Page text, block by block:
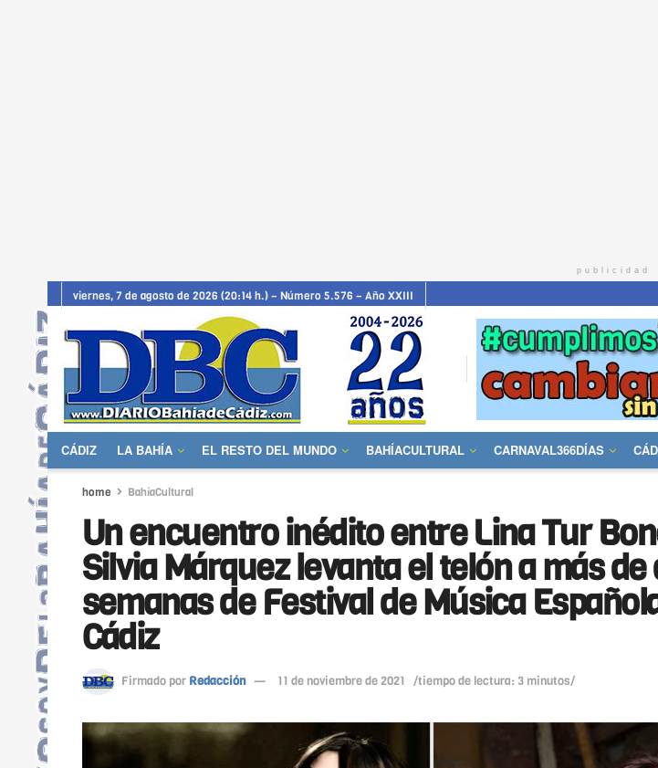
publicidad
viernes, 7 de agosto de 2026 (20:14 h.) – Número 5.576 – Año XXIII
CÁDIZ LA BAHÍA EL RESTO DEL MUNDO BAHÍACULTURAL CARNAVAL366DÍAS
home BahíaCultural
Un encuentro inédito entre Lina Tur
Silvia Márquez levanta el telón a más de
semanas de Festival de Música
Cádiz
Firmado por Redacción 11 de noviembre de 2021 /tiempo de lectura: 3 minutos/